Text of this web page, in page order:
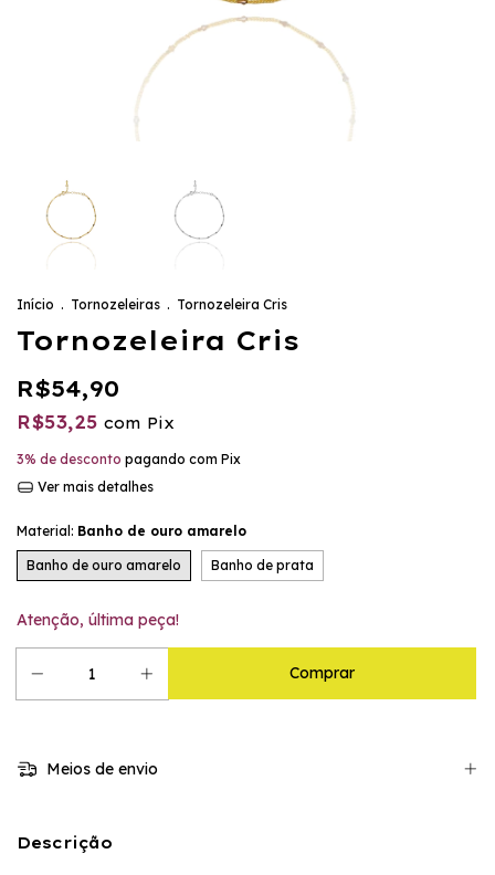
Início . Tornozeleiras . Tornozeleira Cris
Tornozeleira Cris
R$54,90
R$53,25 com Pix
3% de desconto pagando com Pix
Ver mais detalhes
Material: Banho de ouro amarelo
Banho de ouro amarelo Banho de prata
Atenção, última peça!
Meios de envio
Descrição